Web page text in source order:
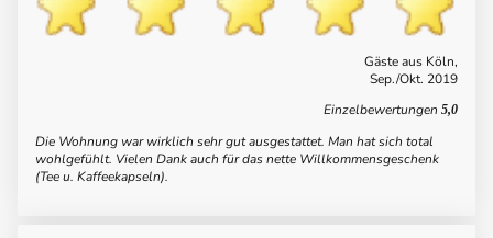
Gäste aus Köln,
Sep./Okt. 2019
Einzelbewertungen 5,0
Die Wohnung war wirklich sehr gut ausgestattet. Man hat sich total
wohlgefühlt. Vielen Dank auch für das nette Willkommensgeschenk
(Tee u. Kaffeekapseln).